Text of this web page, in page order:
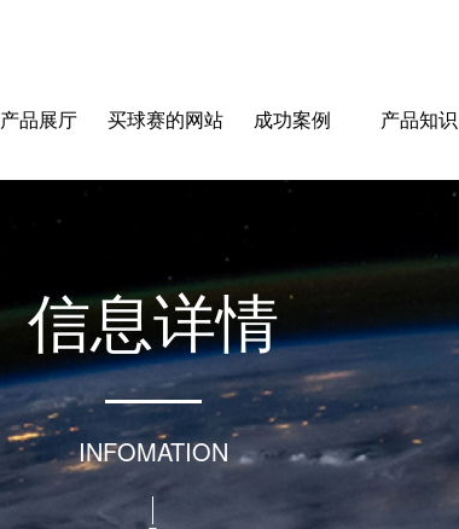
产品展厅 买球赛的网站 成功案例 产品知识
信息详情
INFOMATION